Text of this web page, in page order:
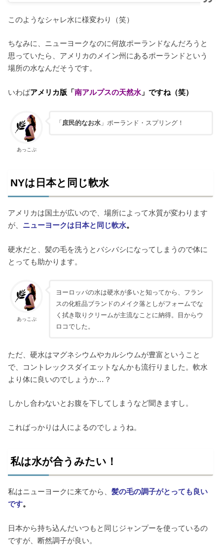
このようなシャレ水に様変わり（笑）
ちなみに、ニューヨークなのに何故ポーランドなんだろうと
思っていたら、アメリカのメイン州にあるポーランドという
場所の水なんだそうです。
いわばアメリカ版「南アルプスの天然水 」ですね（笑）
あっこぷ
「 庶民的なお水」ポーランド・スプリング！
NYは日本と同じ軟水
アメリカは国土が広いので、場所によって水質が変わります
が、 ニューヨークは日本と同じ軟水。
硬水だと、髪の毛を洗うとバシバシになってしまうので体に
とっても助かります。
あっこぷ
ヨーロッパの水は硬水が多いと知ってから、フラン
スの化粧品ブランドのメイク落としがフォームでな
く拭き取りクリームが主流なことに納得。目からウ
ロコでした。
ただ、硬水はマグネシウムやカルシウムが豊富ということ
で、コントレックスダイエットなんかも流行りました。軟水
より体に良いのでしょうか…？
しかし合わないとお腹を下してしまうなど聞きますし。
こればっかりは人によるのでしょうね。
私は水が合うみたい！
私はニューヨークに来てから、髪の毛の調子がとっても良い
です。
日本から持ち込んだいつもと同じジャンプーを使っているの
ですが、断然調子が良い。